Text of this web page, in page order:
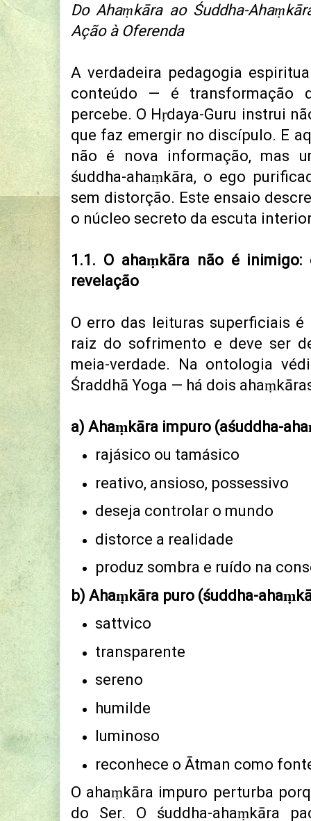
Do Ahaṃkāra ao Śuddha-
Ação à Oferenda
A verdadeira pedagogia
conteúdo — é transformação
percebe. O Hṛdaya-Guru instrui
que faz emergir no discípulo. E
não é nova informação, mas
śuddha-ahaṃkāra, o ego
sem distorção. Este ensaio
o núcleo secreto da escuta
1.1. O ahaṃkāra não é
revelação
O erro das leituras superficiais
raiz do sofrimento e deve ser
meia-verdade. Na ontologia
Śraddhā Yoga — há dois
a) Ahaṃkāra impuro (aśuddha-
rajásico ou tamásico
reativo, ansioso, possessivo
deseja controlar o mundo
distorce a realidade
produz sombra e ruído na
b) Ahaṃkāra puro (śuddha-
sattvico
transparente
sereno
humilde
luminoso
reconhece o Ātman como
O ahaṃkāra impuro perturba
do Ser. O śuddha-ahaṃkāra